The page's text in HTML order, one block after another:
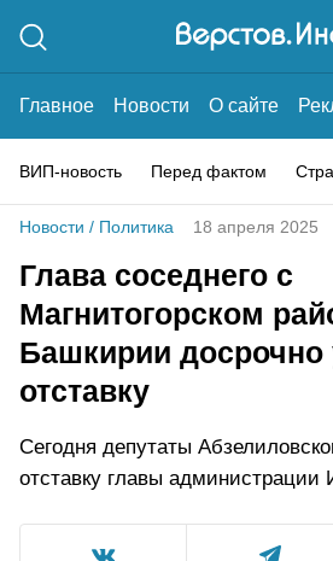
Главное Новости О сайте
ВИП-новость Перед фактом
Новости / Политика 18 апреля 2025
Глава соседнего с
Магнитогорском
Башкирии
отставку
Сегодня депутаты
отставку главы